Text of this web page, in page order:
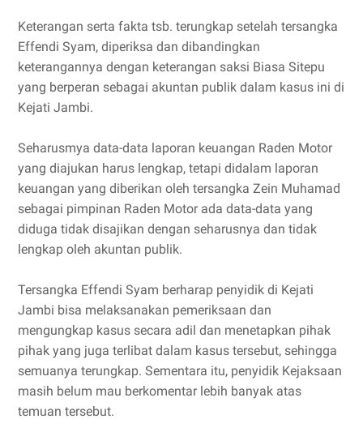
Keterangan serta fakta tsb. terungkap setelah tersangka
Effendi Syam, diperiksa dan dibandingkan
keterangannya dengan keterangan saksi Biasa Sitepu
yang berperan sebagai akuntan publik dalam kasus ini di
Kejati Jambi.
Seharusmya data-data laporan keuangan Raden Motor
yang diajukan harus lengkap, tetapi didalam laporan
keuangan yang diberikan oleh tersangka Zein Muhamad
sebagai pimpinan Raden Motor ada data-data yang
diduga tidak disajikan dengan seharusnya dan tidak
lengkap oleh akuntan publik.
Tersangka Effendi Syam berharap penyidik di Kejati
Jambi bisa melaksanakan pemeriksaan dan
mengungkap kasus secara adil dan menetapkan pihak
pihak yang juga terlibat dalam kasus tersebut, sehingga
semuanya terungkap. Sementara itu, penyidik Kejaksaan
masih belum mau berkomentar lebih banyak atas
temuan tersebut.